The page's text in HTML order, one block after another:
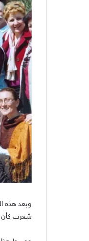
وبعد هذه
شعرت كأن